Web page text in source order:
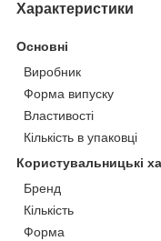
Характеристики
Основні
Виробник
Форма випуску
Властивості
Кількість в упаковці
Користувальницькі
Бренд
Кількість
Форма